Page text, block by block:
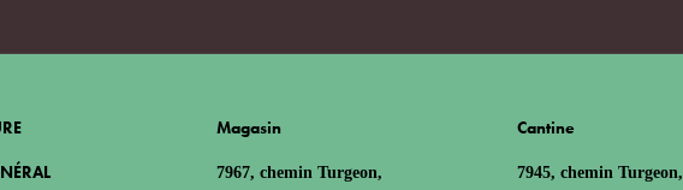
Magasin
7967, chemin Turgeon,
Cantine
7945, chemin Turgeon,